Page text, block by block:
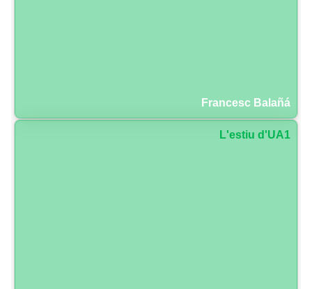
Francesc Balañá
L'estiu d'UA1